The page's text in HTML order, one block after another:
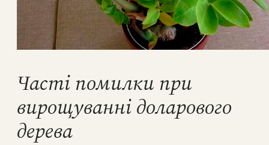
Часті помилки при
вирощуванні доларового
дерева